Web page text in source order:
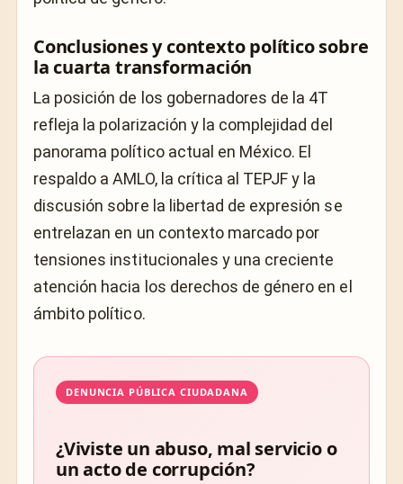
Conclusiones y contexto político sobre
la cuarta transformación
La posición de los gobernadores de la 4T
refleja la polarización y la complejidad del
panorama político actual en México. El
respaldo a AMLO, la crítica al TEPJF y la
discusión sobre la libertad de expresión se
entrelazan en un contexto marcado por
tensiones institucionales y una creciente
atención hacia los derechos de género en el
ámbito político.
DENUNCIA PÚBLICA CIUDADANA
¿Viviste un abuso, mal servicio o
un acto de corrupción?